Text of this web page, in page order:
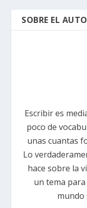
SOBRE EL
Escribir es
poco de
unas cuantas
Lo
hace sobre la
un tema
mundo